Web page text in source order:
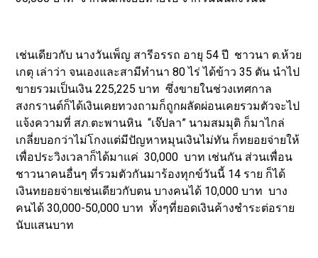
เช่นเดียวกับ นางวันเพ็ญ สารีอรรถ อายุ 54 ปี ชาวนา ต.ห้วย
เกตุ เล่าว่า จนเองและสามีทำนา 80 ไร่ ได้ข้าว 35 ตัน นำไป
ขายรวมเป็นเงิน 225,225 บาท ซึ่งขายในช่วงเทศกาล
สงกรานต์ก็ได้เงินเคยทวงถามก็ถูกผลัดผ่อนเคยรวมตัวจะไป
แจ้งความที่ สภ.ตะพานหิน “เจ๊ปลา” นามสมมุติ ก็มาไกล่
เกลี่ยบอกว่าไม่โกงแต่มีปัญหาหมุนเงินไม่ทัน ก็ทยอยจ่ายให้
เพื่อประวิงเวลาก็ได้มาแค่ 30,000 บาท เช่นกัน ส่วนเพื่อน
ชาวนาคนอื่นๆ ที่รวมตัวกันมาร้องทุกข์วันนี้ 14 ราย ก็ได้
เงินทยอยจ่ายเช่นเดียวกับตน บางคนได้ 10,000 บาท บาง
คนได้ 30,000-50,000 บาท ทั้งๆที่ยอดเงินค้างชำระต่อราย
นับแสนบาท